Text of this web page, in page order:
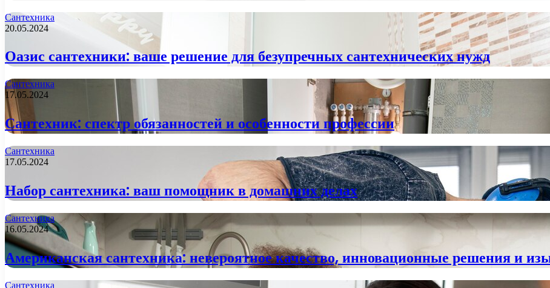
Сантехника
20.05.2024
Оазис сантехники: ваше решение для безупречных сантехнических нужд
Сантехника
17.05.2024
Сантехник: спектр обязанностей и особенности профессии
Сантехника
17.05.2024
Набор сантехника: ваш помощник в домашних делах
Сантехника
16.05.2024
Американская сантехника: невероятное качество, инновационные решения и
Сантехника